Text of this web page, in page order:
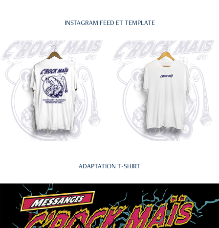
INSTAGRAM FEED ET TEMPLATE
ADAPTATION T-SHIRT